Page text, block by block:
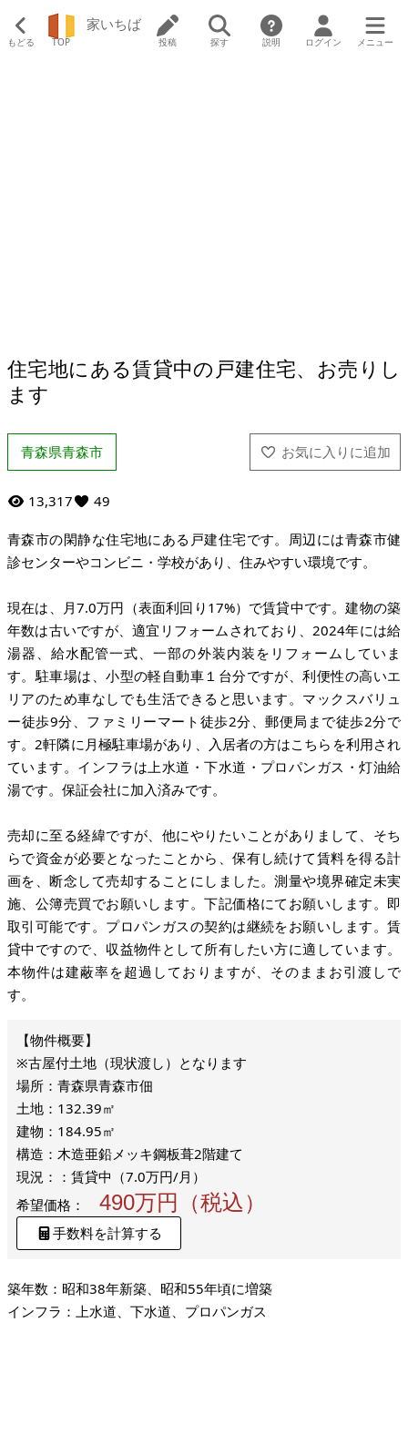
もどる TOP
家いちば
投稿 探す 説明 ログイン メニュー
住宅地にある賃貸中の戸建住宅、お売りし
ます
青森県青森市
13,317 49
青森市の閑静な住宅地にある戸建住宅です。周辺には青森市健
診センターやコンビニ・学校があり、住みやすい環境です。
現在は、月7.0万円（表面利回り17%）で賃貸中です。建物の築
年数は古いですが、適宜リフォームされており、2024年には給
湯器、給水配管一式、一部の外装内装をリフォームしていま
す。駐車場は、小型の軽自動車１台分ですが、利便性の高いエ
リアのため車なしでも生活できると思います。マックスバリュ
ー徒歩9分、ファミリーマート徒歩2分、郵便局まで徒歩2分で
す。2軒隣に月極駐車場があり、入居者の方はこちらを利用され
ています。インフラは上水道・下水道・プロパンガス・灯油給
湯です。保証会社に加入済みです。
売却に至る経緯ですが、他にやりたいことがありまして、そち
らで資金が必要となったことから、保有し続けて賃料を得る計
画を、断念して売却することにしました。測量や境界確定未実
施、公簿売買でお願いします。下記価格にてお願いします。即
取引可能です。プロパンガスの契約は継続をお願いします。賃
貸中ですので、収益物件として所有したい方に適しています。
本物件は建蔽率を超過しておりますが、そのままお引渡しで
す。
※古屋付土地（現状渡し）となります
場所：青森県青森市佃
土地：132.39㎡
建物：184.95㎡
構造：木造亜鉛メッキ鋼板葺2階建て
現況：：賃貸中（7.0万円/月）
希望価格：
490万円（税込）
手数料を計算する
築年数：昭和38年新築、昭和55年頃に増築
インフラ：上水道、下水道、プロパンガス